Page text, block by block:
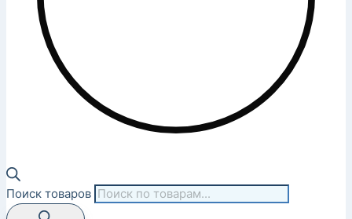
Поиск товаров